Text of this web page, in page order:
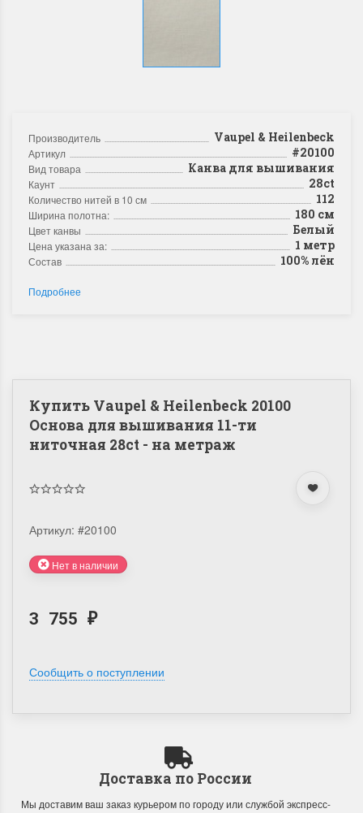
Производитель Vaupel & Heilenbeck
Артикул #20100
Вид товара Канва для вышивания
Каунт 28ct
Количество нитей в 10 см 112
Ширина полотна: 180 см
Цвет канвы Белый
Цена указана за: 1 метр
Состав 100% лён
Подробнее
Купить Vaupel & Heilenbeck 20100
Основа для вышивания 11-ти
ниточная 28ct - на метраж
Артикул: #20100
Нет в наличии
3 755 ₽
Сообщить о поступлении
Доставка по России
Мы доставим ваш заказ курьером по городу или службой экспресс-